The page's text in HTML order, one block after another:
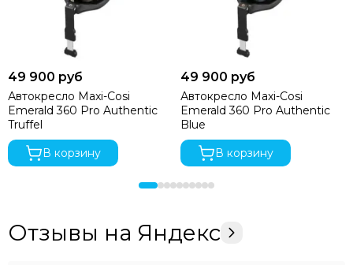
49 900 руб
Автокресло Maxi-Cosi
Emerald 360 Pro Authentic
Truffel
В корзину
49 900 руб
Автокресло Maxi-Cosi
Emerald 360 Pro Authentic
Blue
В корзину
Отзывы на Яндекс